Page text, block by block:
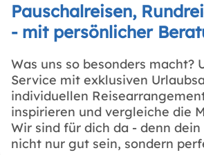
Pauschalreisen,
- mit persönlicher
Was uns so besonders macht?
Service mit exklusiven
individuellen
inspirieren und vergleiche die
Wir sind für dich da - denn dein
nicht nur gut sein, sondern